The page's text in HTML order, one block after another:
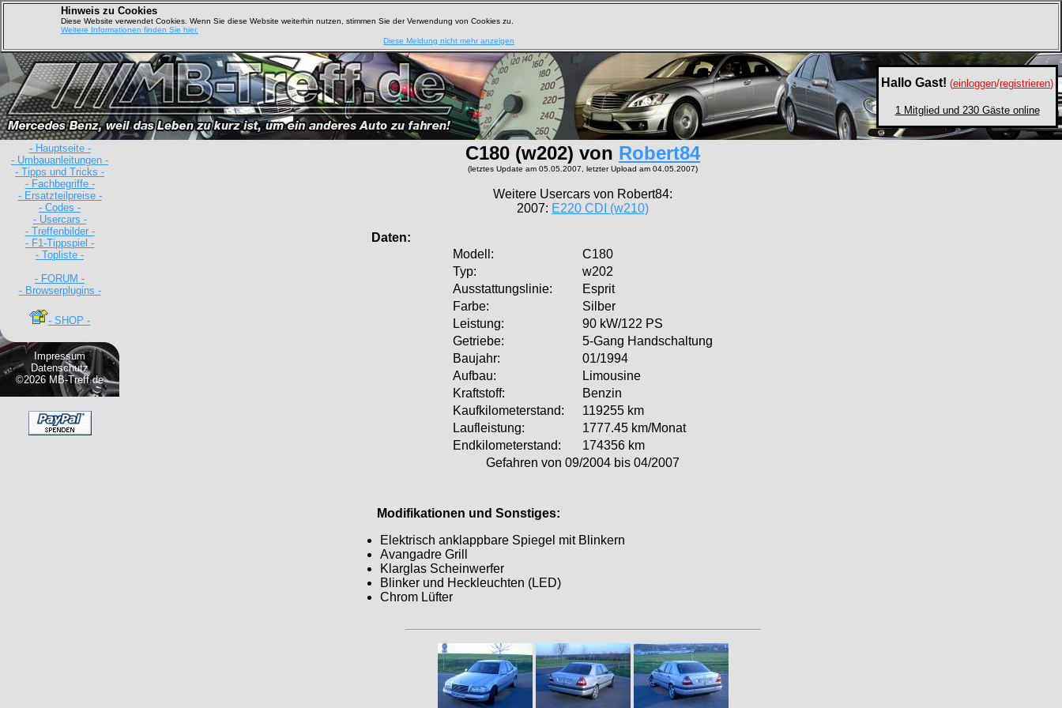
Hinweis zu Cookies
Diese Website verwendet Cookies. Wenn Sie diese Website weiterhin nutzen, stimmen Sie der Verwendung von Cookies zu.
Weitere Informationen finden Sie hier.
Diese Meldung nicht mehr anzeigen
Hallo Gast! (einloggen/registrieren)
1 Mitglied und 230 Gäste online
- Hauptseite -
- Umbauanleitungen -
- Tipps und Tricks -
- Fachbegriffe -
- Ersatzteilpreise -
- Codes -
- Usercars -
- Treffenbilder -
- F1-Tippspiel -
- Topliste -
- FORUM -
- Browserplugins -
- SHOP -
Impressum
Datenschutz
©2026 MB-Treff.de
C180 (w202) von Robert84
(letztes Update am 05.05.2007, letzter Upload am 04.05.2007)
Weitere Usercars von Robert84:
2007: E220 CDI (w210)
Daten:
Modell:
C180
Typ:
w202
Ausstattungslinie:
Esprit
Farbe:
Silber
Leistung:
90 kW/122 PS
Getriebe:
5-Gang Handschaltung
Baujahr:
01/1994
Aufbau:
Limousine
Kraftstoff:
Benzin
Kaufkilometerstand:
119255 km
Laufleistung:
1777.45 km/Monat
Endkilometerstand:
174356 km
Gefahren von 09/2004 bis 04/2007
Modifikationen und Sonstiges:
Elektrisch anklappbare Spiegel mit Blinkern
Avangadre Grill
Klarglas Scheinwerfer
Blinker und Heckleuchten (LED)
Chrom Lüfter